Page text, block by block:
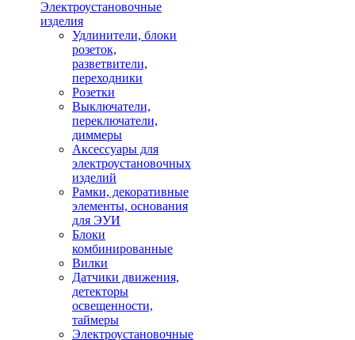
Электроустановочные
изделия
Удлинители, блоки
розеток,
разветвители,
переходники
Розетки
Выключатели,
переключатели,
диммеры
Аксессуары для
электроустановочных
изделий
Рамки, декоративные
элементы, основания
для ЭУИ
Блоки
комбинированные
Вилки
Датчики движения,
детекторы
освещенности,
таймеры
Электроустановочные